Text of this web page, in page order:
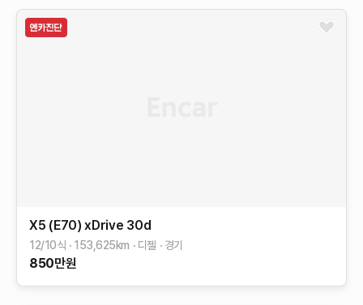
X5 (E70) xDrive 30d
12/10식 153,625km 디젤 경기
850만원